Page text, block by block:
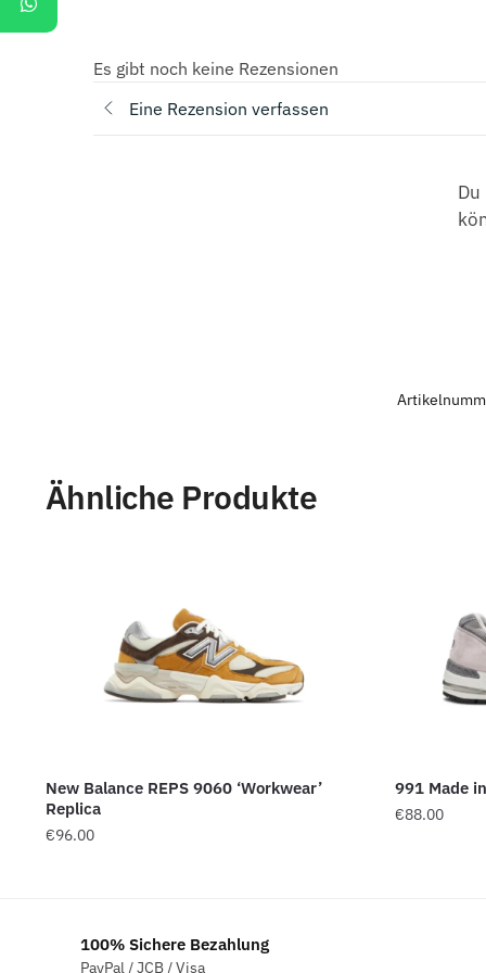
Es gibt noch keine Rezensionen
Eine Rezension verfassen
Ähnliche Produkte
New Balance REPS 9060 ‘Workwear’
Replica
€96.00
991 Made
€88.00
100% Sichere Bezahlung
PayPal / JCB / Visa